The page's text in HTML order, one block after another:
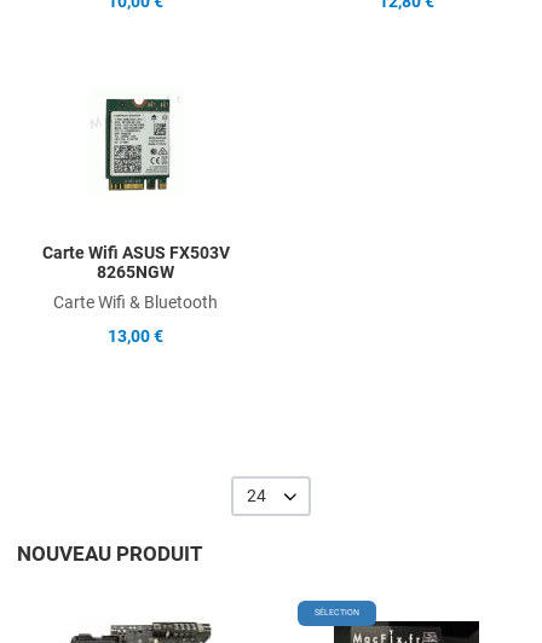
Carte Wifi ASUS FX503V
8265NGW
Carte Wifi & Bluetooth
13,00 €
24
NOUVEAU PRODUIT
Add to Wishlist
SÉLECTION